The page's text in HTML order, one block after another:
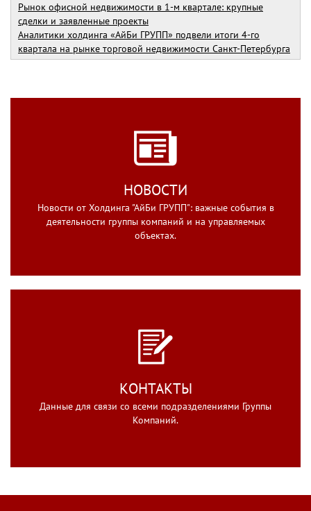
Рынок офисной недвижимости в 1-м квартале: крупные
сделки и заявленные проекты
Аналитики холдинга «АйБи ГРУПП» подвели итоги 4-го
квартала на рынке торговой недвижимости Санкт-Петербурга
НОВОСТИ
Новости от Холдинга "АйБи ГРУПП": важные события в
деятельности группы компаний и на управляемых
объектах.
КОНТАКТЫ
Данные для связи со всеми подразделениями Группы
Компаний.